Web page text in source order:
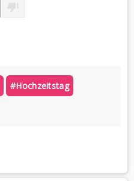
#hochzeitstag